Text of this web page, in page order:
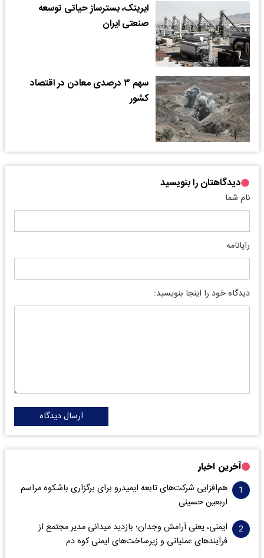
ایریتک، بسترساز حیاتی توسعه
صنعتی ایران
سهم ۳ درصدی معادن در اقتصاد
کشور
دیدگاهتان را بنویسید
نام شما
رایانامه
دیدگاه خود را اینجا بنویسید:
ارسال دیدگاه
آخرین اخبار
هم‌افزایی شرکت‌های تابعه ایمیدرو برای برگزاری باشکوه مراسم
اربعین حسینی
ایمنی، یعنی آرامش وجدان؛ بازدید میدانی مدیر مجتمع از
فرآیندهای عملیاتی و زیرساخت‌های ایمنی کوه دم